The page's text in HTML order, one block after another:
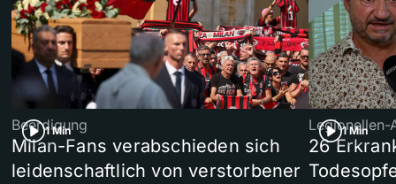
1 Min
Beerdigung
Milan-Fans verabschieden sich
leidenschaftlich von verstorbener
1 Min
Legionellen-
26